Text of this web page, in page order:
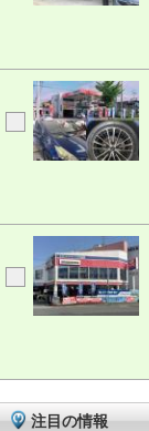
注目の情報